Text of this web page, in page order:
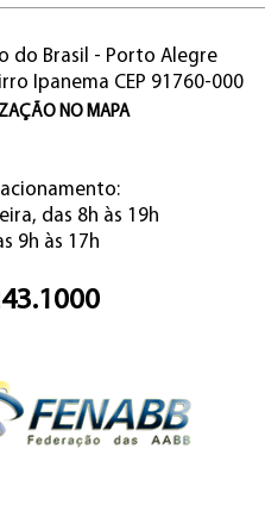
do Brasil - Porto Alegre
Ipanema CEP 91760-000
NO MAPA
das 8h às 19h
9h às 17h